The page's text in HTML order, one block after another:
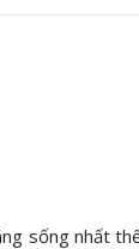
sống nhất